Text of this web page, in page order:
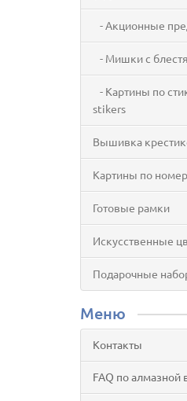
- Акционные
- Мишки с
- Картины по
stikers
Вышивка
Картины по
Готовые рамки
Искусственные
Подарочные
Меню
Контакты
FAQ по